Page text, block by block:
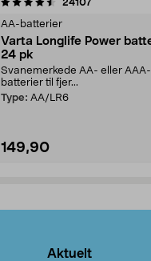
24107
AA-batterier
Varta Longlife Power
24 pk
Svanemerkede AA- eller AAA-
batterier til fjer...
Type: AA/LR6
149,90
Aktuelt